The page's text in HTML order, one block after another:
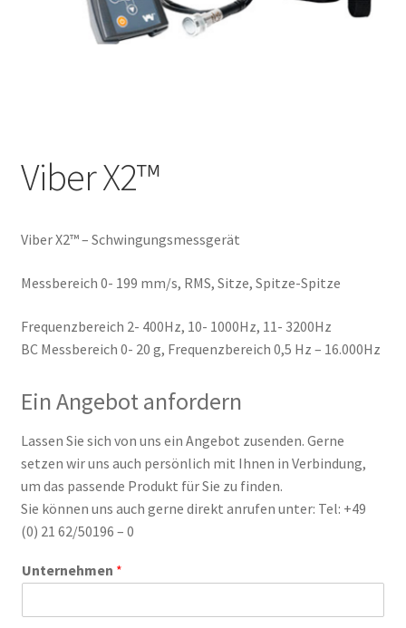
Viber X2™
Viber X2™ – Schwingungsmessgerät
Messbereich 0- 199 mm/s, RMS, Sitze, Spitze-Spitze
Frequenzbereich 2- 400Hz, 10- 1000Hz, 11- 3200Hz
BC Messbereich 0- 20 g, Frequenzbereich 0,5 Hz – 16.000Hz
Ein Angebot anfordern
Lassen Sie sich von uns ein Angebot zusenden. Gerne
setzen wir uns auch persönlich mit Ihnen in Verbindung,
um das passende Produkt für Sie zu finden.
Sie können uns auch gerne direkt anrufen unter: Tel: +49
(0) 21 62/50196 – 0
Unternehmen *